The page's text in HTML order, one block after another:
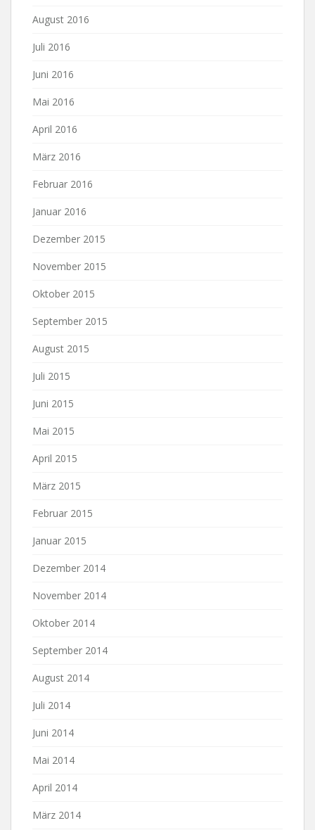
August 2016
Juli 2016
Juni 2016
Mai 2016
April 2016
März 2016
Februar 2016
Januar 2016
Dezember 2015
November 2015
Oktober 2015
September 2015
August 2015
Juli 2015
Juni 2015
Mai 2015
April 2015
März 2015
Februar 2015
Januar 2015
Dezember 2014
November 2014
Oktober 2014
September 2014
August 2014
Juli 2014
Juni 2014
Mai 2014
April 2014
März 2014